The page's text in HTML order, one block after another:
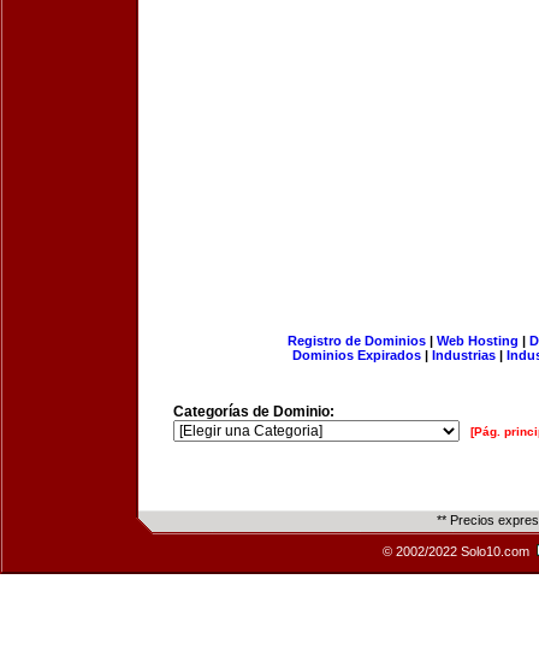
Registro de Dominios| Web Hosting |
Dominios Expirados | Industrias |
Categorías de Dominio:
[Pág.
** Precios
© 2002/2022 Solo10.com